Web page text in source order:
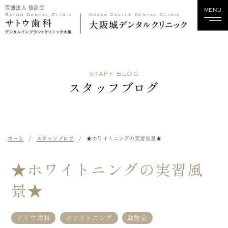
医療法人 俊慈会 MENU
料金
歯科関係の方へ
採用情報
STAFF BLOG
スタッフブログ
ホーム スタッフブログ ★ホワイトニングの実習風景★
★ホワイトニングの実習風
景★
サトウ歯科 ホワイトニング 勉強会